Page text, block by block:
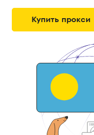
Купить прокси